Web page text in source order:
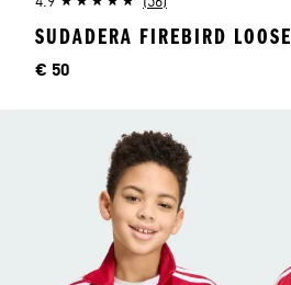
SUDADERA FIREBIRD LOOSE
Precio
€ 50